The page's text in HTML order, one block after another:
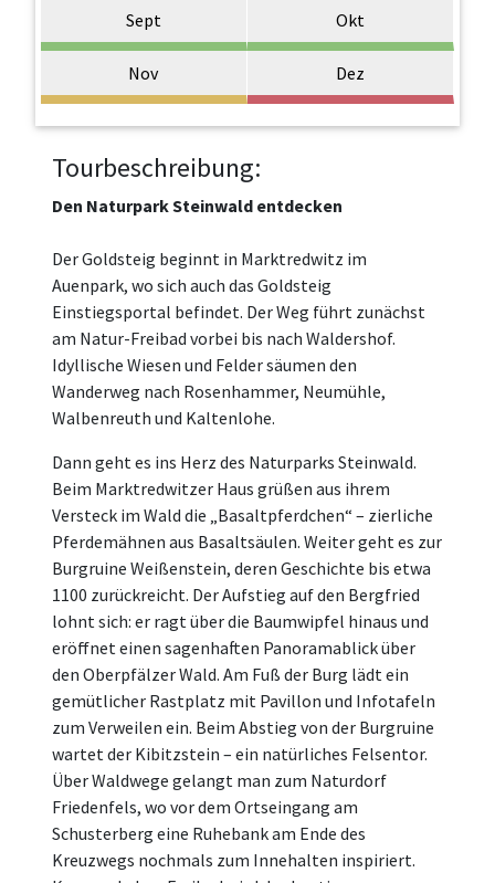
Sept Okt
Nov Dez
Tourbeschreibung:
Den Naturpark Steinwald entdecken
Der Goldsteig beginnt in Marktredwitz im
Auenpark, wo sich auch das Goldsteig
Einstiegsportal befindet. Der Weg führt zunächst
am Natur-Freibad vorbei bis nach Waldershof.
Idyllische Wiesen und Felder säumen den
Wanderweg nach Rosenhammer, Neumühle,
Walbenreuth und Kaltenlohe.
Dann geht es ins Herz des Naturparks Steinwald.
Beim Marktredwitzer Haus grüßen aus ihrem
Versteck im Wald die „Basaltpferdchen“ – zierliche
Pferdemähnen aus Basaltsäulen. Weiter geht es zur
Burgruine Weißenstein, deren Geschichte bis etwa
1100 zurückreicht. Der Aufstieg auf den Bergfried
lohnt sich: er ragt über die Baumwipfel hinaus und
eröffnet einen sagenhaften Panoramablick über
den Oberpfälzer Wald. Am Fuß der Burg lädt ein
gemütlicher Rastplatz mit Pavillon und Infotafeln
zum Verweilen ein. Beim Abstieg von der Burgruine
wartet der Kibitzstein – ein natürliches Felsentor.
Über Waldwege gelangt man zum Naturdorf
Friedenfels, wo vor dem Ortseingang am
Schusterberg eine Ruhebank am Ende des
Kreuzwegs nochmals zum Innehalten inspiriert.